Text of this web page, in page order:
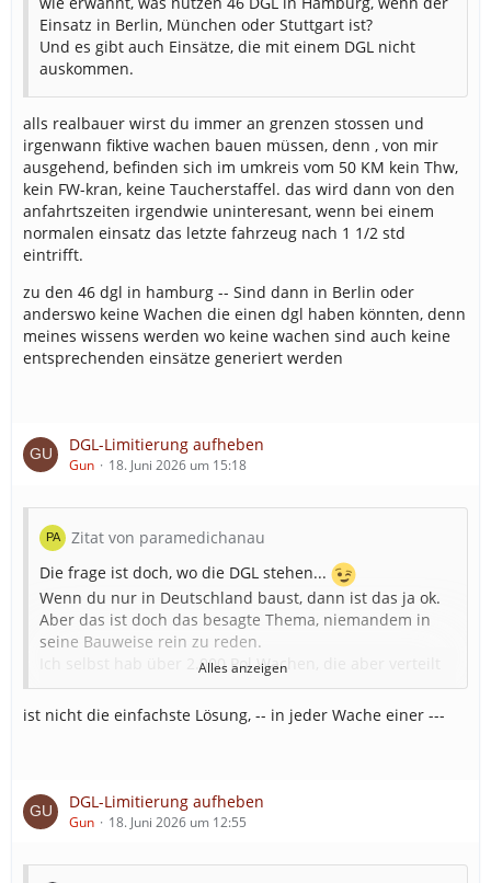
Einsatz in Berlin, München oder Stuttgart ist?
Und es gibt auch Einsätze, die mit einem DGL nicht
auskommen.
alls realbauer wirst du immer an grenzen stossen und
irgenwann fiktive wachen bauen müssen, denn , von mir
ausgehend, befinden sich im umkreis vom 50 KM kein Thw,
kein FW-kran, keine Taucherstaffel. das wird dann von den
anfahrtszeiten irgendwie uninteresant, wenn bei einem
normalen einsatz das letzte fahrzeug nach 1 1/2 std
eintrifft.
zu den 46 dgl in hamburg -- Sind dann in Berlin oder
anderswo keine Wachen die einen dgl haben könnten, denn
meines wissens werden wo keine wachen sind auch keine
entsprechenden einsätze generiert werden
DGL-Limitierung aufheben
Gun 18. Juni 2026 um 15:18
Zitat von paramedichanau
Die frage ist doch, wo die DGL stehen...
Wenn du nur in Deutschland baust, dann ist das ja ok.
Aber das ist doch das besagte Thema, niemandem in
seine Bauweise rein zu reden.
Ich selbst hab über 2.000 Pol Wachen, die aber verteilt
in halb Europa und an anderen Stellen. Die Map ist
schließlich etwas größer.
Und das Spiel erlaubt mir nicht, einen DGL von Portugal
Aber zurück zum Thema: Ist wieder so ne Sache, dass
man Realismus in dieser vermeidlichen Simulation nur
Alles anzeigen
ist nicht die einfachste Lösung, -- in jeder Wache einer ---
DGL-Limitierung aufheben
Gun 18. Juni 2026 um 12:55